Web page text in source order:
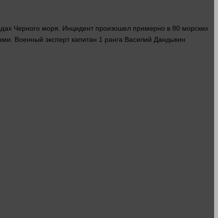
Черного моря. Инцидент произошел примерно в 80 морских
Военный эксперт капитан 1 ранга Василий Дандыкин